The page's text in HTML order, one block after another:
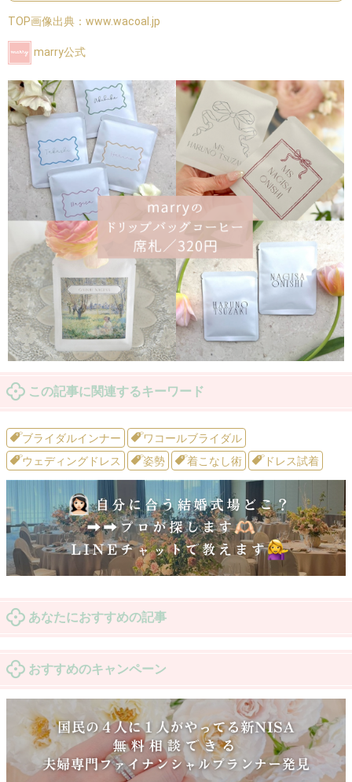
TOP画像出典： www.wacoal.jp
marry公式
この記事に関連するキーワード
ブライダルインナー
ワコールブライダル
ウェディングドレス
姿勢 着こなし術 ドレス試着
あなたにおすすめの記事
おすすめのキャンペーン